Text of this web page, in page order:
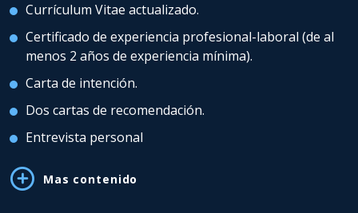
Currículum Vitae actualizado.
Certificado de experiencia profesional-laboral (de al
menos 2 años de experiencia mínima).
Carta de intención.
Dos cartas de recomendación.
Entrevista personal
Mas contenido